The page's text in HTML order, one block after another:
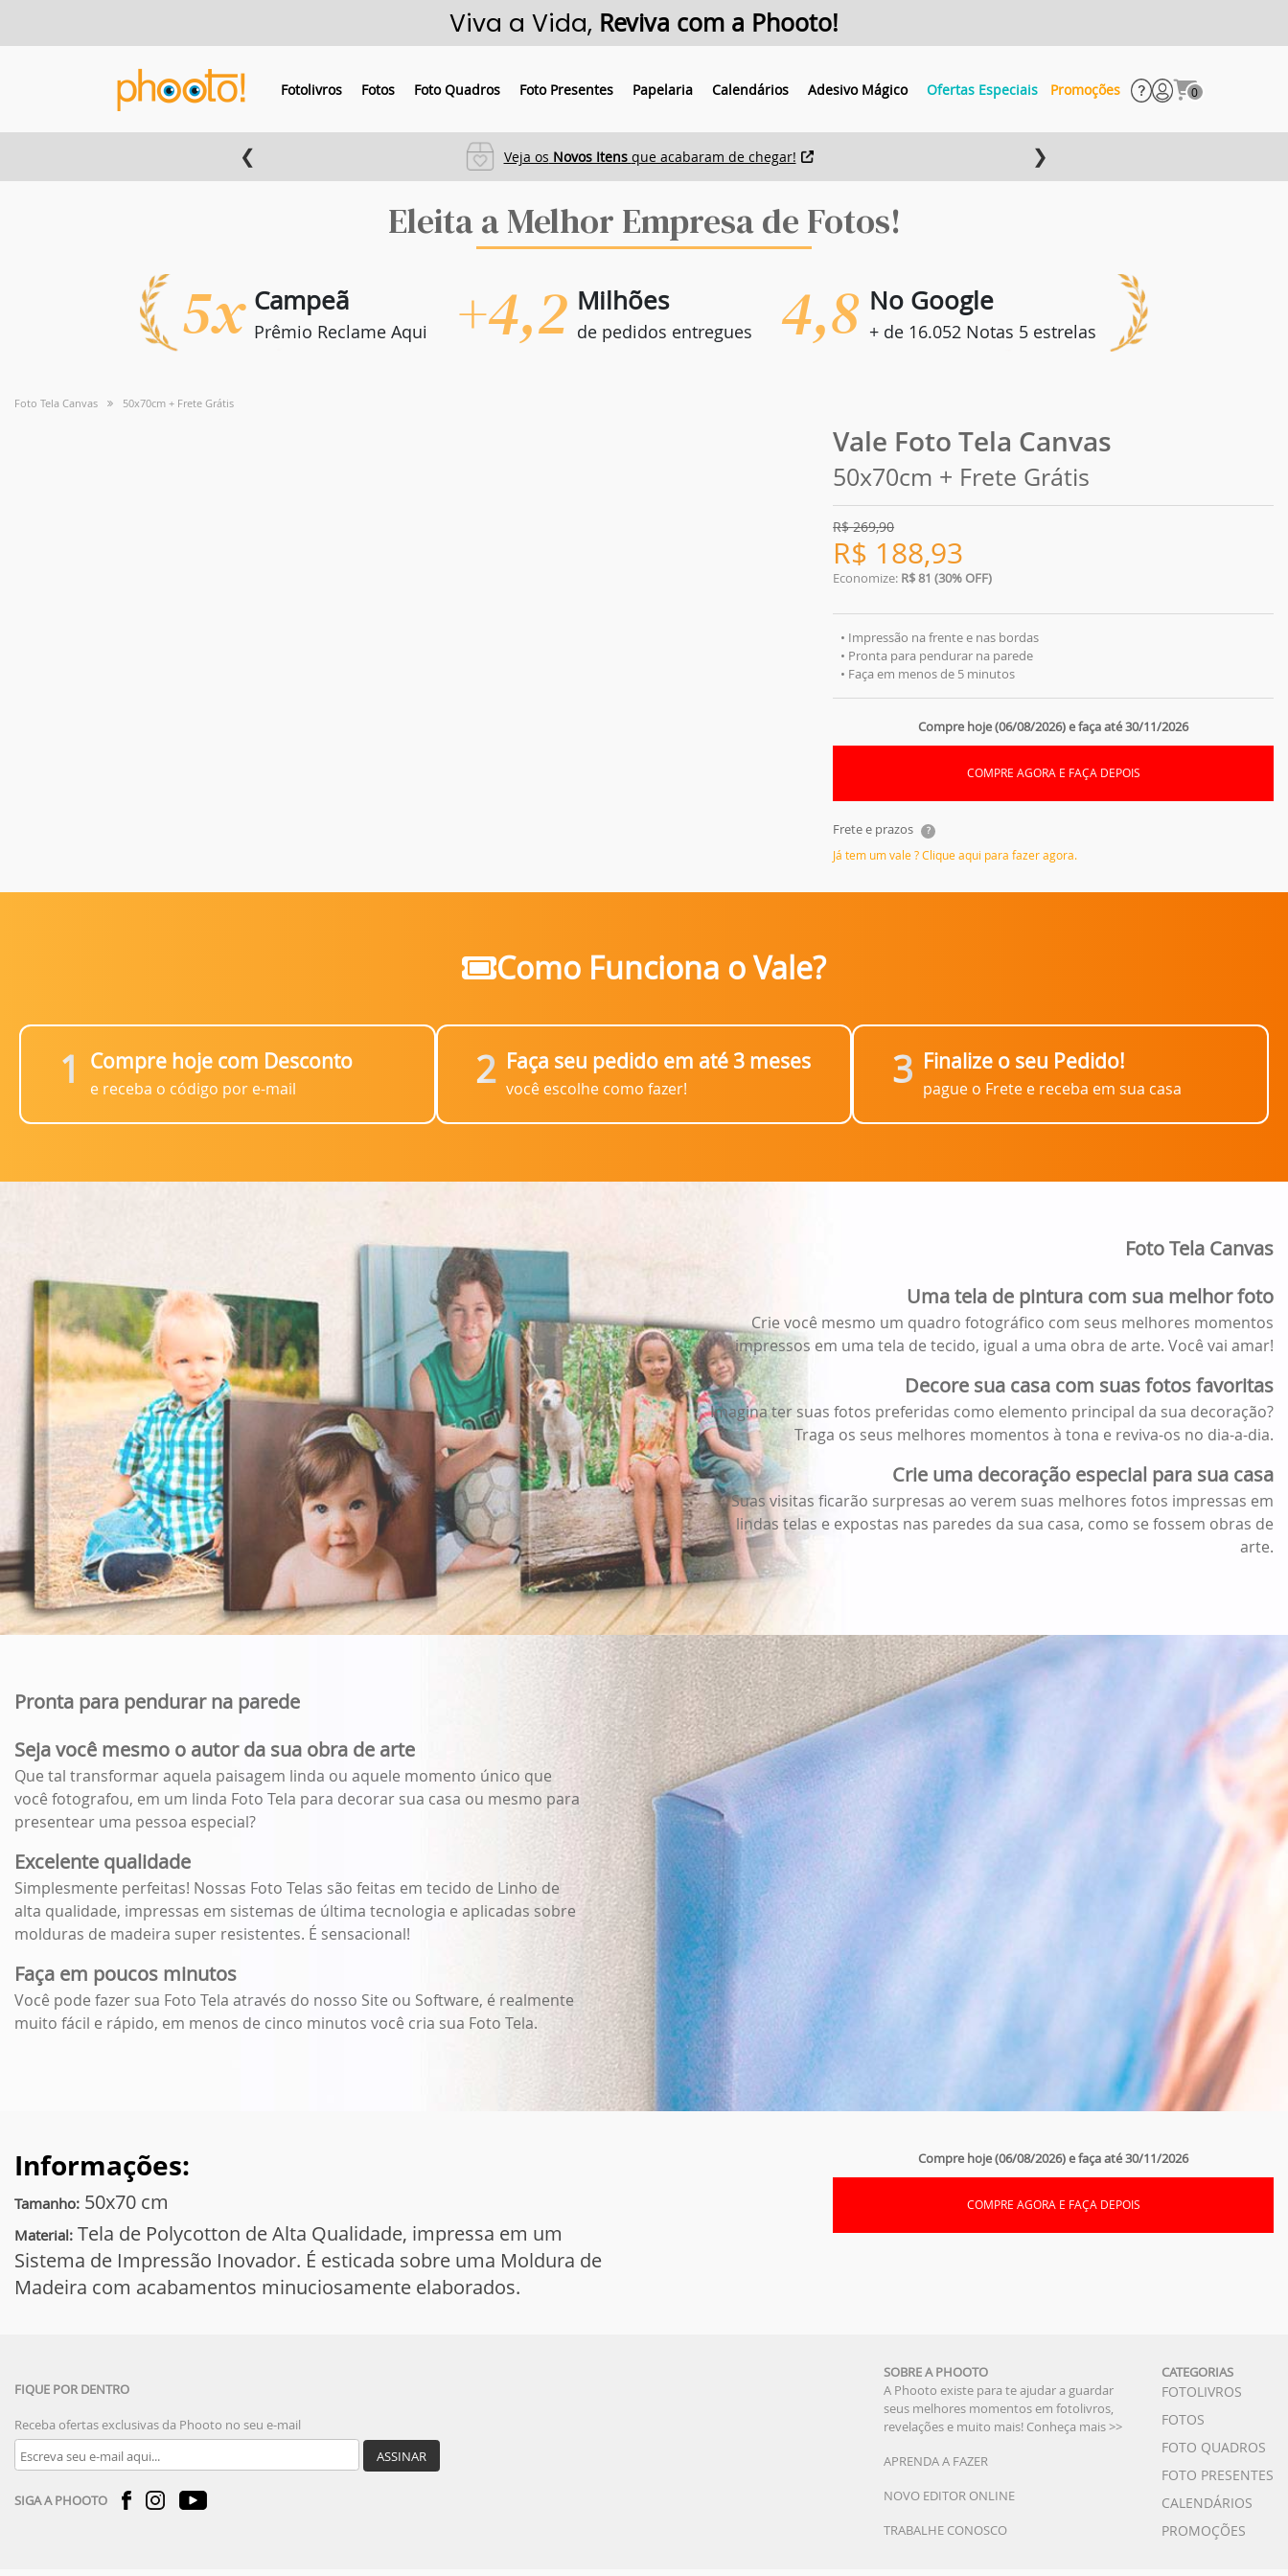
Viva a Vida, Reviva com a Phooto!
Fotolivros Fotos Foto Quadros Foto Presentes Papelaria Calendários Adesivo Mágico Ofertas Especiais Promoções 0
❮ Veja os Novos Itens que acabaram de chegar! ❯
Eleita a Melhor Empresa de Fotos!
5x Campeã
Prêmio Reclame Aqui +4,2 Milhões
de pedidos entregues 4,8 No Google
+ de 16.052 Notas 5 estrelas
Foto Tela Canvas 50x70cm + Frete Grátis
Vale Foto Tela Canvas
50x70cm + Frete Grátis
R$269,90
R$ 188,93
Economize: R$ 81 (30% OFF)
• Impressão na frente e nas bordas
• Pronta para pendurar na parede
• Faça em menos de 5 minutos
Compre hoje (06/08/2026) e faça até 30/11/2026
COMPRE AGORA E FAÇA DEPOIS
Frete e prazos ?
Já tem um vale ? Clique aqui para fazer agora.
Como Funciona o Vale?
1 Compre hoje com Desconto
e receba o código por e-mail 2 Faça seu pedido em até 3 meses
você escolhe como fazer! 3 Finalize o seu Pedido!
pague o Frete e receba em sua casa
Foto Tela Canvas
Uma tela de pintura com sua melhor foto
Crie você mesmo um quadro fotográfico com seus melhores momentos
impressos em uma tela de tecido, igual a uma obra de arte. Você vai amar!
Decore sua casa com suas fotos favoritas
Imagina ter suas fotos preferidas como elemento principal da sua decoração?
Traga os seus melhores momentos à tona e reviva-os no dia-a-dia.
Crie uma decoração especial para sua casa
Suas visitas ficarão surpresas ao verem suas melhores fotos impressas em
lindas telas e expostas nas paredes da sua casa, como se fossem obras de
arte.
Pronta para pendurar na parede
Seja você mesmo o autor da sua obra de arte
Que tal transformar aquela paisagem linda ou aquele momento único que
você fotografou, em um linda Foto Tela para decorar sua casa ou mesmo para
presentear uma pessoa especial?
Excelente qualidade
Simplesmente perfeitas! Nossas Foto Telas são feitas em tecido de Linho de
alta qualidade, impressas em sistemas de última tecnologia e aplicadas sobre
molduras de madeira super resistentes. É sensacional!
Faça em poucos minutos
Você pode fazer sua Foto Tela através do nosso Site ou Software, é realmente
muito fácil e rápido, em menos de cinco minutos você cria sua Foto Tela.
Informações:
Tamanho: 50x70 cm
Material: Tela de Polycotton de Alta Qualidade, impressa em um
Sistema de Impressão Inovador. É esticada sobre uma Moldura de
Madeira com acabamentos minuciosamente elaborados.
Compre hoje (06/08/2026) e faça até 30/11/2026
COMPRE AGORA E FAÇA DEPOIS
FIQUE POR DENTRO
Receba ofertas exclusivas da Phooto no seu e-mail
ASSINAR
Obrigado por se cadastrar na.
Aproveite e receba as novidades e ofertas exclusivas da
SIGA A PHOOTO
SOBRE A PHOOTO
A Phooto existe para te ajudar a guardar
seus melhores momentos em fotolivros,
revelações e muito mais! Conheça mais >>
APRENDA A FAZER
NOVO EDITOR ONLINE
TRABALHE CONOSCO
CATEGORIAS
FOTOLIVROS
FOTOS
FOTO QUADROS
FOTO PRESENTES
CALENDÁRIOS
PROMOÇÕES